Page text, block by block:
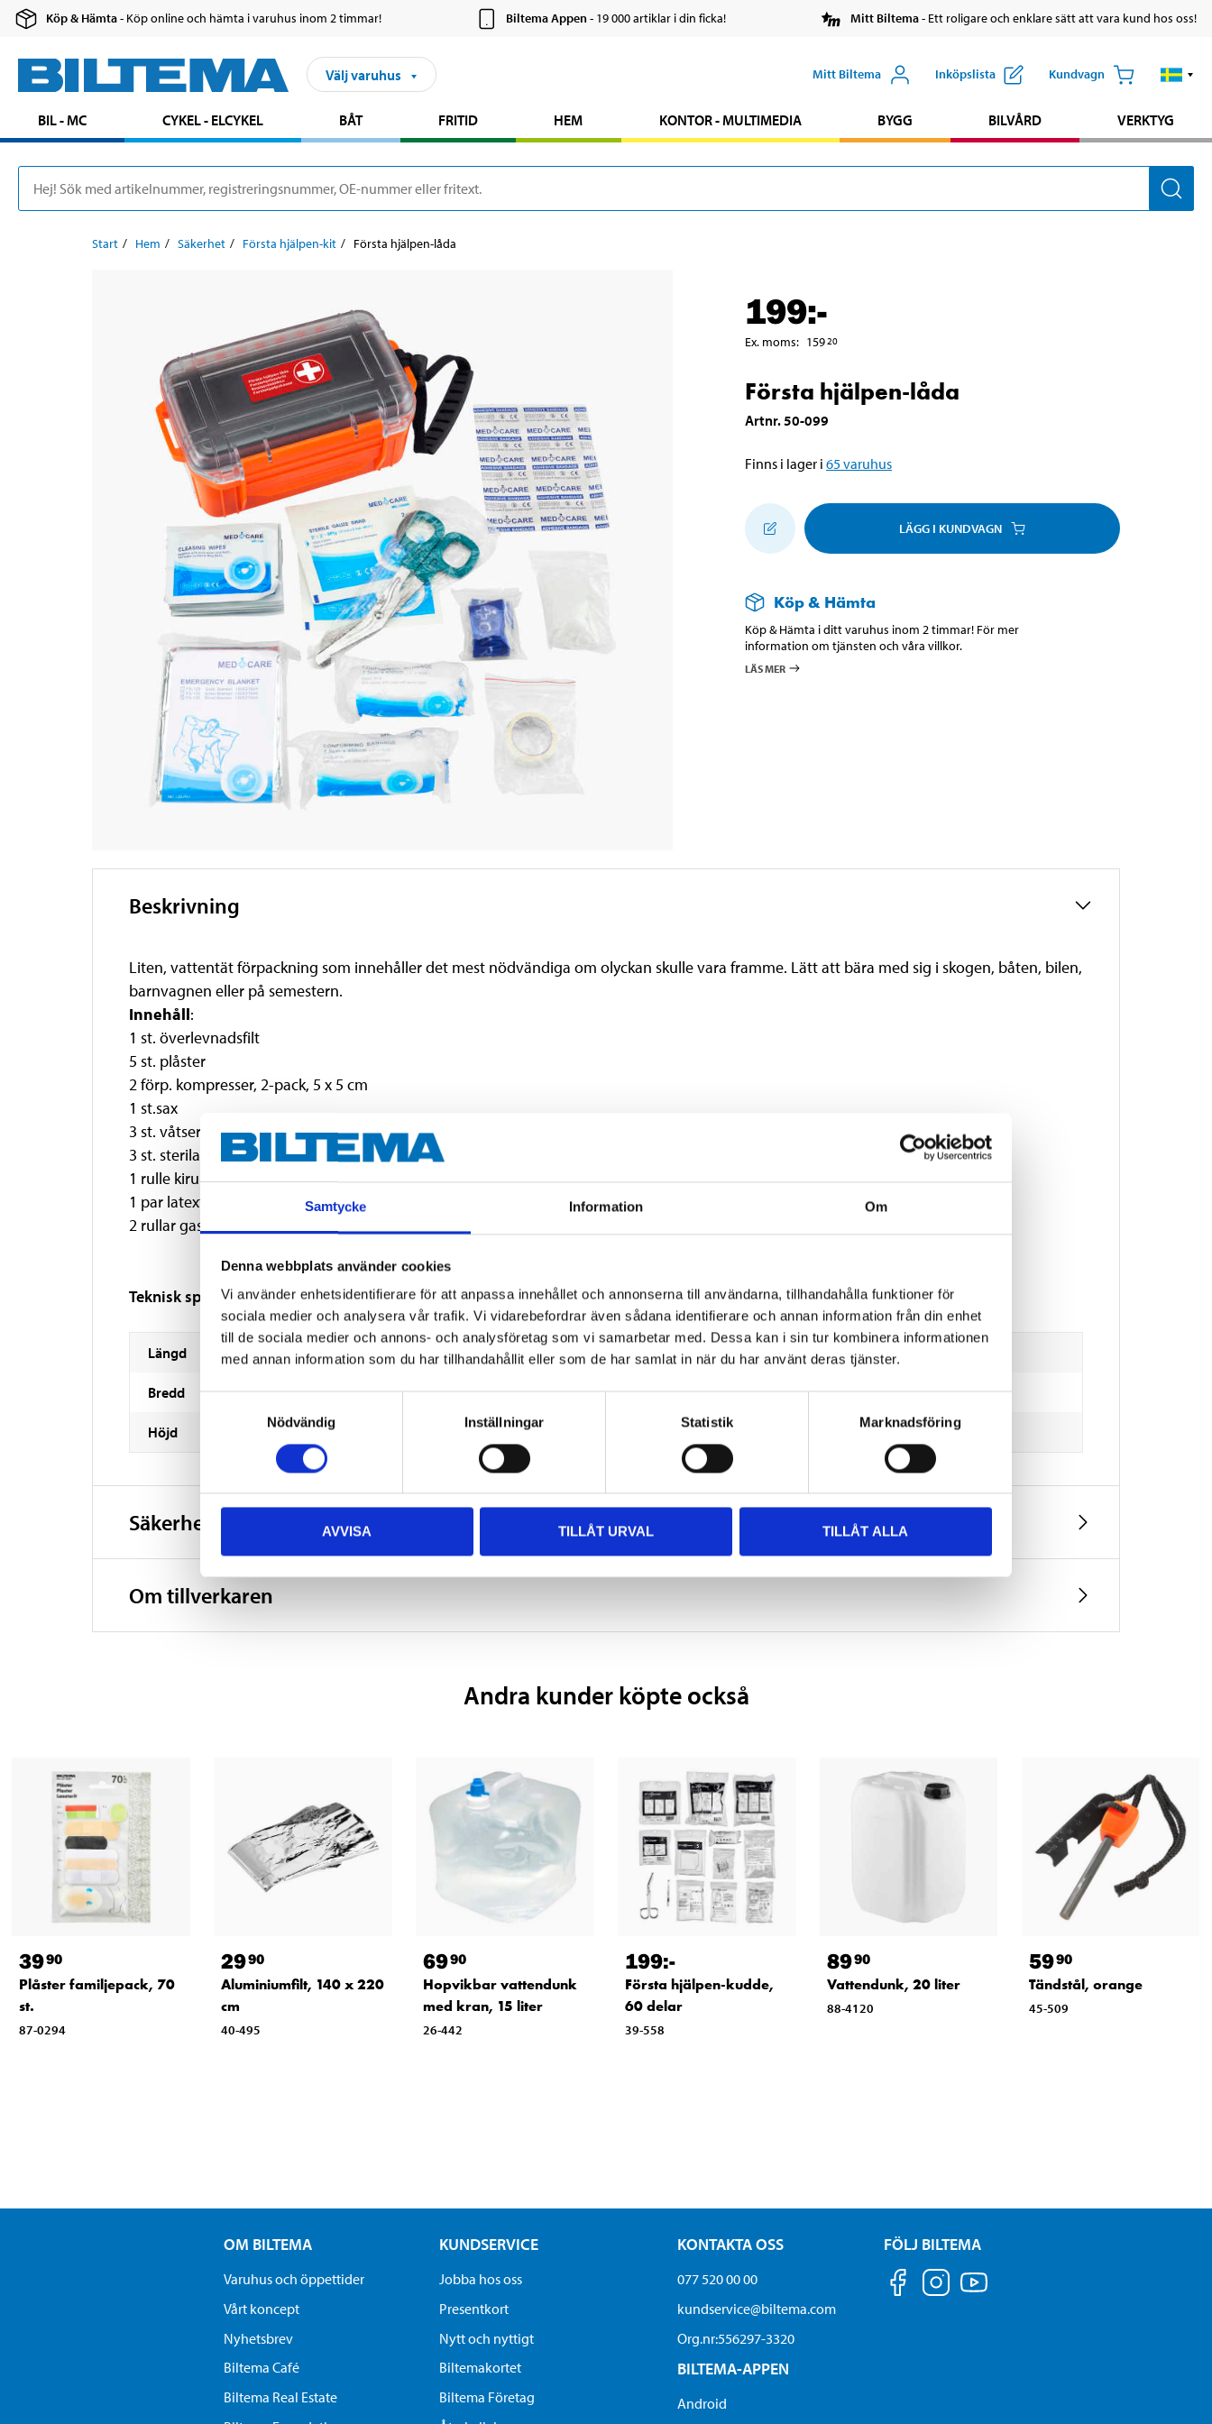
Samtycke Information Om
Denna webbplats använder cookies
Vi använder enhetsidentifierare för att anpassa innehållet och annonserna till användarna, tillhandahålla funktioner för
sociala medier och analysera vår trafik. Vi vidarebefordrar även sådana identifierare och annan information från din enhet
till de sociala medier och annons- och analysföretag som vi samarbetar med. Dessa kan i sin tur kombinera informationen
med annan information som du har tillhandahållit eller som de har samlat in när du har använt deras tjänster.
Nödvändig
Inställningar Statistik Marknadsföring
AVVISA TILLÅT URVAL TILLÅT ALLA
Köp & Hämta- Köp online och hämta i varuhus inom 2 timmar! Biltema Appen- 19 000 artiklar i din ficka! Mitt Biltema- Ett roligare och enklare sätt att vara kund hos oss!
Välj varuhus Mitt Biltema Inköpslista Kundvagn
BIL - MC CYKEL - ELCYKEL BÅT FRITID HEM KONTOR - MULTIMEDIA BYGG BILVÅRD VERKTYG
Start Hem Säkerhet Första hjälpen-kit Första hjälpen-låda
199:-
Ex. moms: 159 20
Första hjälpen-låda
Artnr.50-099
Finns i lager i 65varuhus
LÄGG I KUNDVAGN
Köp & Hämta
Köp & Hämta i ditt varuhus inom 2 timmar! För mer
information om tjänsten och våra villkor.
LÄS MER
Beskrivning
Liten, vattentät förpackning som innehåller det mest nödvändiga om olyckan skulle vara framme. Lätt att bära med sig i skogen, båten, bilen,
barnvagnen eller på semestern.
Innehåll:
1 st. överlevnadsfilt
5 st. plåster
2 förp. kompresser, 2-pack, 5 x 5 cm
1 st.sax
3 st. våtservetter
3 st. sterila servetter
1 rulle kirurgtejp
1 par latexfria handskar
2 rullar gasbinda, 7,5 cm x 4 m
Teknisk specifikation
Längd 186 mm
Bredd 117 mm
Höjd
Säkerhetsinformation och övriga dokument
Om tillverkaren
Andra kunder köpte också
3990
Plåster familjepack, 70
st.
87-0294
2990
Aluminiumfilt, 140 x 220
cm
40-495
6990
Hopvikbar vattendunk
med kran, 15 liter
26-442
199:-
Första hjälpen-kudde,
60 delar
39-558
8990
Vattendunk, 20 liter
88-4120
5990
Tändstål, orange
45-509
OM BILTEMA
Varuhus och öppettider
Vårt koncept
Nyhetsbrev
Biltema Café
Biltema Real Estate
KUNDSERVICE
Jobba hos oss
Presentkort
Nytt och nyttigt
Biltemakortet
Biltema Företag
KONTAKTA OSS
077 520 00 00
kundservice@biltema.com
Org.nr:556297-3320
BILTEMA-APPEN
Android
FÖLJ BILTEMA